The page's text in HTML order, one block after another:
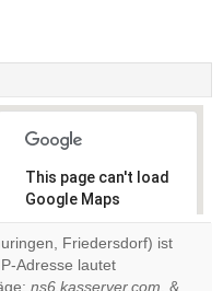
This page can't load
Google Maps
correctly.
Do you
own this
OK
Friedersdorf) ist
Adresse lautet
ns6.kasserver.com, &